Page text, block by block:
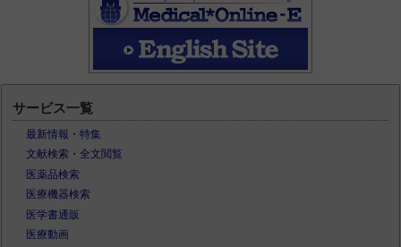
サービス一覧
最新情報・特集
文献検索・全文閲覧
医薬品検索
医療機器検索
医学書通販
医療動画